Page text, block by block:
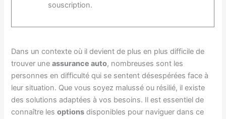
souscription.
Dans un contexte où il devient de plus en plus difficile de
trouver uneassurance auto, nombreuses sont les
personnes en difficulté qui se sentent désespérées face à
leur situation. Que vous soyez malussé ou résilié, il existe
des solutions adaptées à vos besoins. Il est essentiel de
connaître lesoptions disponibles pour naviguer dans ce